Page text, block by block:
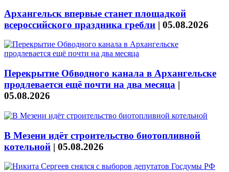
Архангельск впервые станет площадкой
всероссийского праздника гребли | 05.08.2026
Перекрытие Обводного канала в Архангельске
продлевается ещё почти на два месяца |
05.08.2026
В Мезени идёт строительство биотопливной
котельной | 05.08.2026